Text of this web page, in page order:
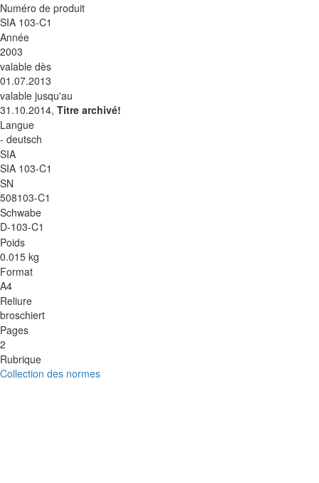
Numéro de produit
SIA 103-C1
Année
2003
valable dès
01.07.2013
valable jusqu'au
31.10.2014, Titre archivé!
Langue
- deutsch
SIA
SIA 103-C1
SN
508103-C1
Schwabe
D-103-C1
Poids
0.015 kg
Format
A4
Reliure
broschiert
Pages
2
Rubrique
Collection des normes